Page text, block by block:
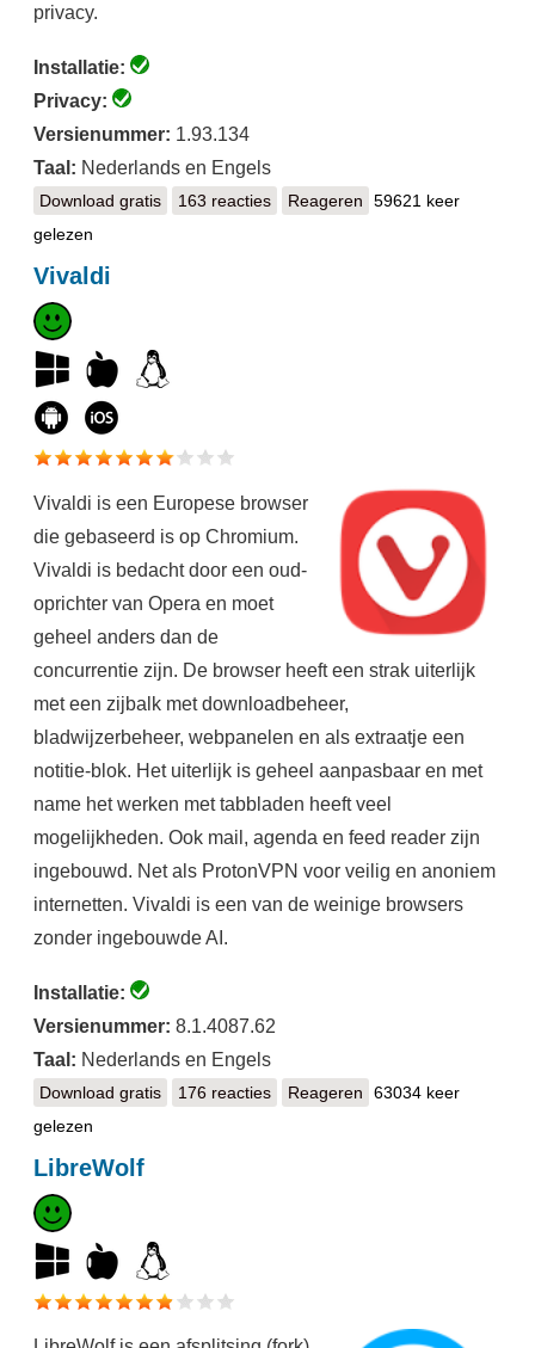
privacy.
Installatie:
Privacy:
Versienummer: 1.93.134
Taal: Nederlands en Engels
Download gratisBrave
163 reacties Reageren
59621 keer
gelezen
Vivaldi
​Vivaldi is een Europese browser
die gebaseerd is op Chromium.
Vivaldi is bedacht door een oud-
oprichter van Opera en moet
geheel anders dan de
concurrentie zijn. De browser heeft een strak uiterlijk
met een zijbalk met downloadbeheer,
bladwijzerbeheer, webpanelen en als extraatje een
notitie-blok. Het uiterlijk is geheel aanpasbaar en met
name het werken met tabbladen heeft veel
mogelijkheden. Ook mail, agenda en feed reader zijn
ingebouwd. Net als ProtonVPN voor veilig en anoniem
internetten. Vivaldi is een van de weinige browsers
zonder ingebouwde AI.
Installatie:
Versienummer: 8.1.4087.62
Taal: Nederlands en Engels
Download gratisVivaldi
176 reacties Reageren
63034 keer
gelezen
LibreWolf